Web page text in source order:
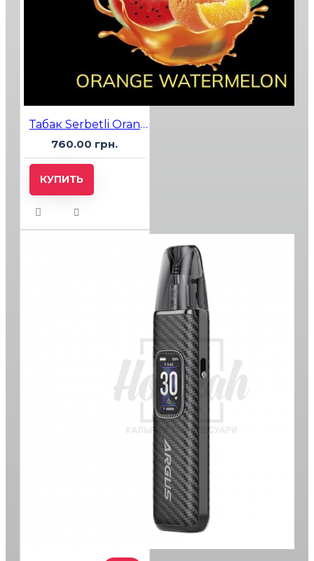
Табак Serbetli Orange Watermelon (Апельсин Арбуз) 500 гр
760.00 грн.
КУПИТЬ